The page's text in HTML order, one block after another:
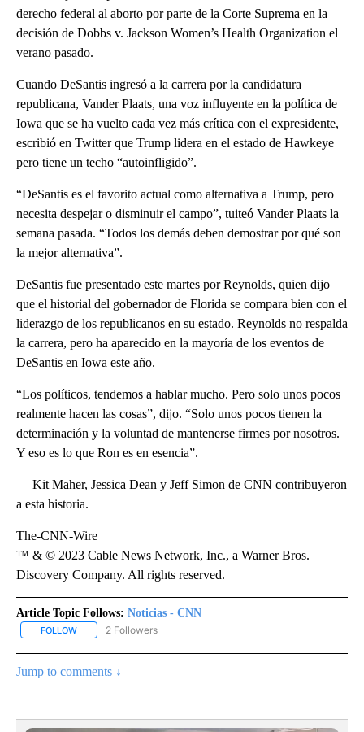
derecho federal al aborto por parte de la Corte Suprema en la
decisión de Dobbs v. Jackson Women’s Health Organization el
verano pasado.
Cuando DeSantis ingresó a la carrera por la candidatura
republicana, Vander Plaats, una voz influyente en la política de
Iowa que se ha vuelto cada vez más crítica con el expresidente,
escribió en Twitter que Trump lidera en el estado de Hawkeye
pero tiene un techo “autoinfligido”.
“DeSantis es el favorito actual como alternativa a Trump, pero
necesita despejar o disminuir el campo”, tuiteó Vander Plaats la
semana pasada. “Todos los demás deben demostrar por qué son
la mejor alternativa”.
DeSantis fue presentado este martes por Reynolds, quien dijo
que el historial del gobernador de Florida se compara bien con el
liderazgo de los republicanos en su estado. Reynolds no respalda
la carrera, pero ha aparecido en la mayoría de los eventos de
DeSantis en Iowa este año.
“Los políticos, tendemos a hablar mucho. Pero solo unos pocos
realmente hacen las cosas”, dijo. “Solo unos pocos tienen la
determinación y la voluntad de mantenerse firmes por nosotros.
Y eso es lo que Ron es en esencia”.
— Kit Maher, Jessica Dean y Jeff Simon de CNN contribuyeron
a esta historia.
The-CNN-Wire
™ & © 2023 Cable News Network, Inc., a Warner Bros.
Discovery Company. All rights reserved.
Article Topic Follows: Noticias - CNN
FOLLOW FOLLOW "NOTICIAS - CNN" TO RECEIVE NOTIFICATIONS ABOUT
2 Followers
Jump to comments ↓